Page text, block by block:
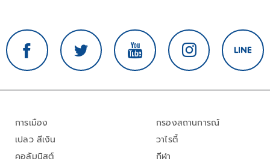
การเมือง
เปลว สีเงิน
คอลัมนิสต์
กรองสถานการณ์
วาไรตี้
กีฬา